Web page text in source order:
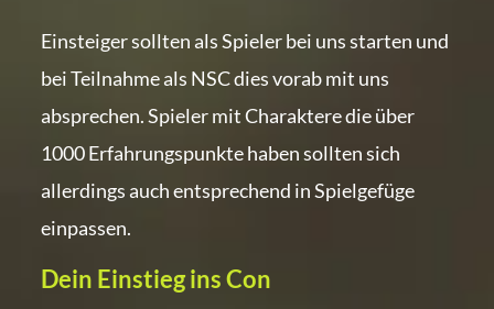
Einsteiger sollten als Spieler bei uns starten und
bei Teilnahme als NSC dies vorab mit uns
absprechen. Spieler mit Charaktere die über
1000 Erfahrungspunkte haben sollten sich
allerdings auch entsprechend in Spielgefüge
einpassen.
Dein Einstieg ins Con